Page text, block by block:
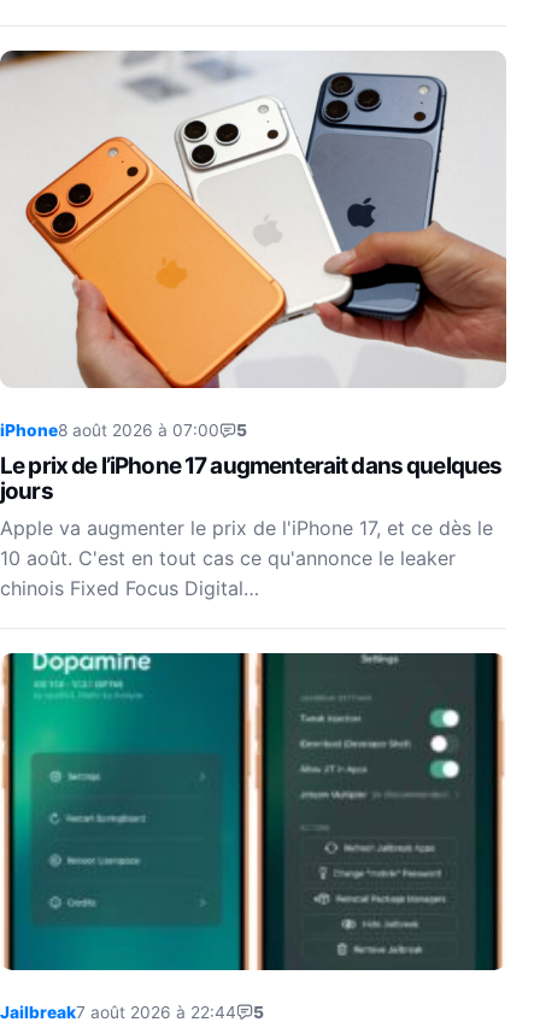
iPhone8 août 2026 à 07:00 5
Le prix de l’iPhone 17 augmenterait dans quelques
jours
Apple va augmenter le prix de l'iPhone 17, et ce dès le
10 août. C'est en tout cas ce qu'annonce le leaker
chinois Fixed Focus Digital…
Jailbreak7 août 2026 à 22:44 5